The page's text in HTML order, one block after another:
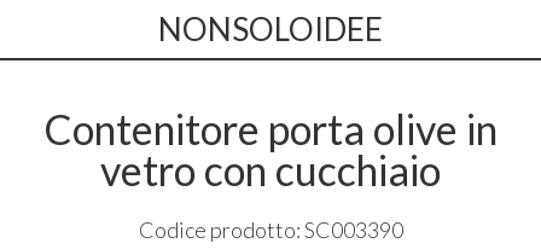
NONSOLOIDEE
Contenitore porta olive in
vetro con cucchiaio
Codice prodotto: SC003390